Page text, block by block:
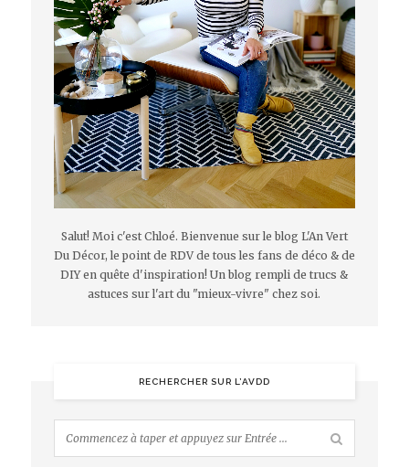
Salut! Moi c'est Chloé. Bienvenue sur le blog L'An Vert
Du Décor, le point de RDV de tous les fans de déco & de
DIY en quête d'inspiration! Un blog rempli de trucs &
astuces sur l'art du "mieux-vivre" chez soi.
RECHERCHER SUR L’AVDD